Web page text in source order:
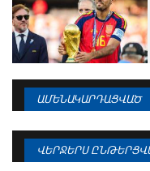
ԱՄԵՆԱԿԱՐԴԱՑՎԱԾ
ՎԵՐՋԵՐՍ